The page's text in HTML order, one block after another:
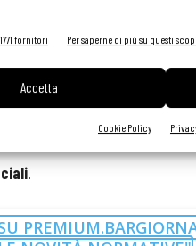
fornitori Per saperne di più su questi scopi
Accetta
Cookie Policy
.